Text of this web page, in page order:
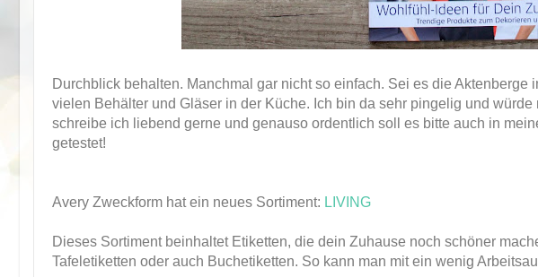
Durchblick behalten. Manchmal gar nicht so einfach. Sei es die Aktenberge
vielen Behälter und Gläser in der Küche. Ich bin da sehr pingelig und
schreibe ich liebend gerne und genauso ordentlich soll es bitte auch in
getestet!
Avery Zweckform hat ein neues Sortiment: LIVING
Dieses Sortiment beinhaltet Etiketten, die dein Zuhause noch schöner
Tafeletiketten oder auch Buchetiketten. So kann man mit ein wenig